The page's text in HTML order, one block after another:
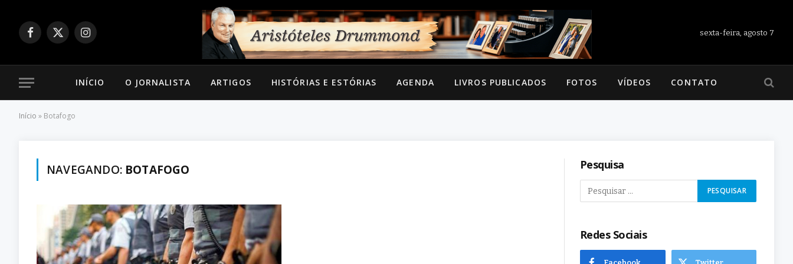
Facebook
X
Instagram
sexta-feira, agosto 7
INÍCIO O JORNALISTA ARTIGOS HISTÓRIAS E ESTÓRIAS AGENDA LIVROS PUBLICADOS FOTOS VÍDEOS CONTATO
Início » Botafogo
NAVEGANDO: BOTAFOGO Pesquisa
Redes Sociais